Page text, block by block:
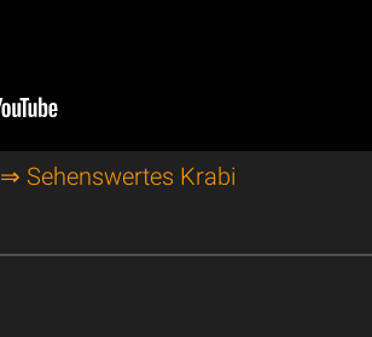
⇒ Sehenswertes Krabi